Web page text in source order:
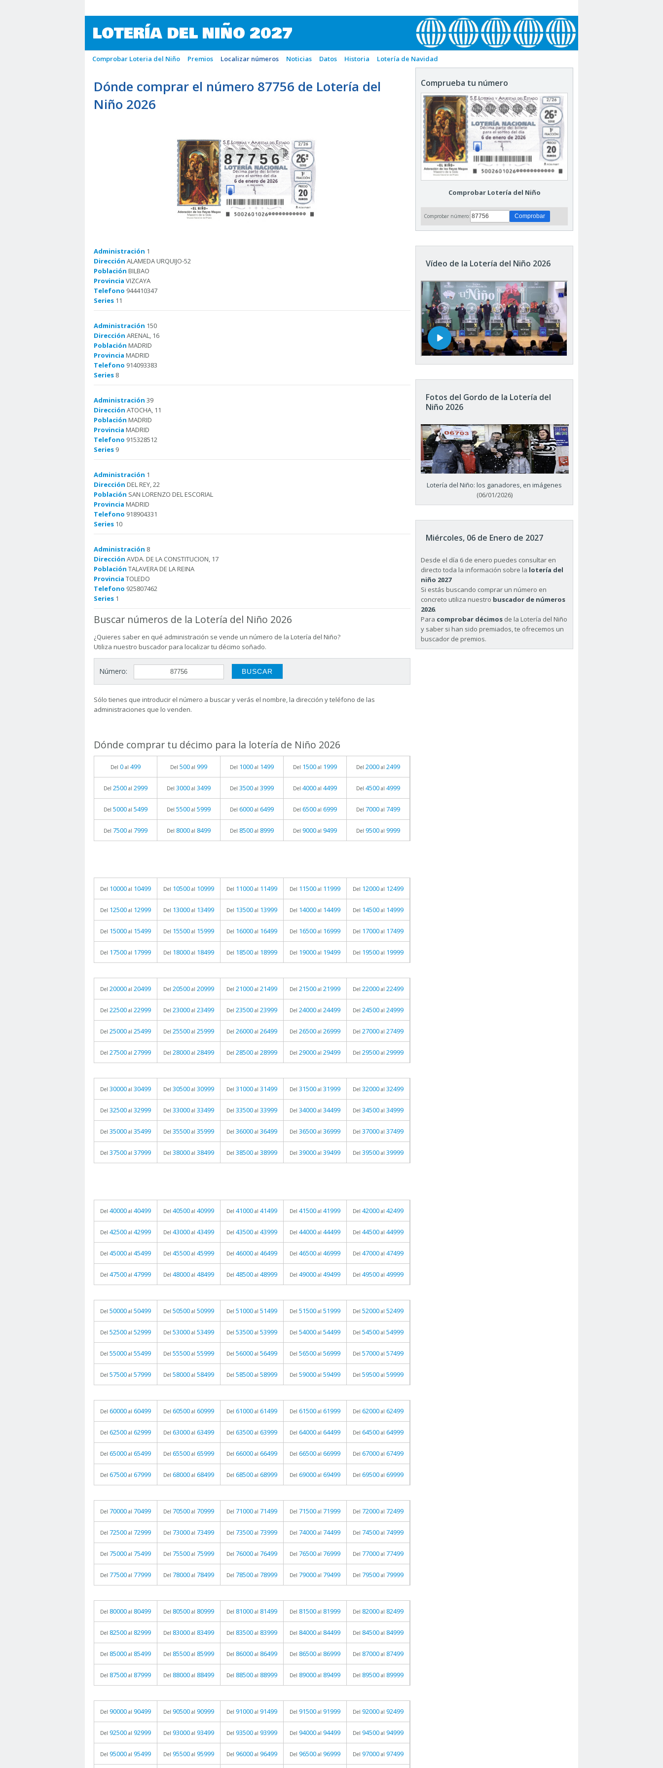
LOTERÍA DEL NIÑO 2027
Comprobar Loteria del Niño Premios Localizar números Noticias Datos Historia Lotería de Navidad
Dónde comprar el número 87756 de Lotería del
Niño 2026
87756
Administración 1
Dirección ALAMEDA URQUIJO-52
Población BILBAO
Provincia VIZCAYA
Telefono 944410347
Series 11
Administración 150
Dirección ARENAL, 16
Población MADRID
Provincia MADRID
Telefono 914093383
Series 8
Administración 39
Dirección ATOCHA, 11
Población MADRID
Provincia MADRID
Telefono 915328512
Series 9
Administración 1
Dirección DEL REY, 22
Población SAN LORENZO DEL ESCORIAL
Provincia MADRID
Telefono 918904331
Series 10
Administración 8
Dirección AVDA. DE LA CONSTITUCION, 17
Población TALAVERA DE LA REINA
Provincia TOLEDO
Telefono 925807462
Series 1
Buscar números de la Lotería del Niño 2026
¿Quieres saber en qué administración se vende un número de la Lotería del Niño?
Utiliza nuestro buscador para localizar tu décimo soñado.
Número:
Sólo tienes que introducir el número a buscar y verás el nombre, la dirección y teléfono de las
administraciones que lo venden.
Dónde comprar tu décimo para la lotería de Niño 2026
Del 0 al 499 Del 500 al 999 Del 1000 al 1499 Del 1500 al 1999 Del 2000 al 2499
Del 2500 al 2999 Del 3000 al 3499 Del 3500 al 3999 Del 4000 al 4499 Del 4500 al 4999
Del 5000 al 5499 Del 5500 al 5999 Del 6000 al 6499 Del 6500 al 6999 Del 7000 al 7499
Del 7500 al 7999 Del 8000 al 8499 Del 8500 al 8999 Del 9000 al 9499 Del 9500 al 9999
Del 10000 al 10499 Del 10500 al 10999 Del 11000 al 11499 Del 11500 al 11999 Del 12000 al 12499
Del 12500 al 12999 Del 13000 al 13499 Del 13500 al 13999 Del 14000 al 14499 Del 14500 al 14999
Del 15000 al 15499 Del 15500 al 15999 Del 16000 al 16499 Del 16500 al 16999 Del 17000 al 17499
Del 17500 al 17999 Del 18000 al 18499 Del 18500 al 18999 Del 19000 al 19499 Del 19500 al 19999
Del 20000 al 20499 Del 20500 al 20999 Del 21000 al 21499 Del 21500 al 21999 Del 22000 al 22499
Del 22500 al 22999 Del 23000 al 23499 Del 23500 al 23999 Del 24000 al 24499 Del 24500 al 24999
Del 25000 al 25499 Del 25500 al 25999 Del 26000 al 26499 Del 26500 al 26999 Del 27000 al 27499
Del 27500 al 27999 Del 28000 al 28499 Del 28500 al 28999 Del 29000 al 29499 Del 29500 al 29999
Del 30000 al 30499 Del 30500 al 30999 Del 31000 al 31499 Del 31500 al 31999 Del 32000 al 32499
Del 32500 al 32999 Del 33000 al 33499 Del 33500 al 33999 Del 34000 al 34499 Del 34500 al 34999
Del 35000 al 35499 Del 35500 al 35999 Del 36000 al 36499 Del 36500 al 36999 Del 37000 al 37499
Del 37500 al 37999 Del 38000 al 38499 Del 38500 al 38999 Del 39000 al 39499 Del 39500 al 39999
Del 40000 al 40499 Del 40500 al 40999 Del 41000 al 41499 Del 41500 al 41999 Del 42000 al 42499
Del 42500 al 42999 Del 43000 al 43499 Del 43500 al 43999 Del 44000 al 44499 Del 44500 al 44999
Del 45000 al 45499 Del 45500 al 45999 Del 46000 al 46499 Del 46500 al 46999 Del 47000 al 47499
Del 47500 al 47999 Del 48000 al 48499 Del 48500 al 48999 Del 49000 al 49499 Del 49500 al 49999
Del 50000 al 50499 Del 50500 al 50999 Del 51000 al 51499 Del 51500 al 51999 Del 52000 al 52499
Del 52500 al 52999 Del 53000 al 53499 Del 53500 al 53999 Del 54000 al 54499 Del 54500 al 54999
Del 55000 al 55499 Del 55500 al 55999 Del 56000 al 56499 Del 56500 al 56999 Del 57000 al 57499
Del 57500 al 57999 Del 58000 al 58499 Del 58500 al 58999 Del 59000 al 59499 Del 59500 al 59999
Del 60000 al 60499 Del 60500 al 60999 Del 61000 al 61499 Del 61500 al 61999 Del 62000 al 62499
Del 62500 al 62999 Del 63000 al 63499 Del 63500 al 63999 Del 64000 al 64499 Del 64500 al 64999
Del 65000 al 65499 Del 65500 al 65999 Del 66000 al 66499 Del 66500 al 66999 Del 67000 al 67499
Del 67500 al 67999 Del 68000 al 68499 Del 68500 al 68999 Del 69000 al 69499 Del 69500 al 69999
Del 70000 al 70499 Del 70500 al 70999 Del 71000 al 71499 Del 71500 al 71999 Del 72000 al 72499
Del 72500 al 72999 Del 73000 al 73499 Del 73500 al 73999 Del 74000 al 74499 Del 74500 al 74999
Del 75000 al 75499 Del 75500 al 75999 Del 76000 al 76499 Del 76500 al 76999 Del 77000 al 77499
Del 77500 al 77999 Del 78000 al 78499 Del 78500 al 78999 Del 79000 al 79499 Del 79500 al 79999
Del 80000 al 80499 Del 80500 al 80999 Del 81000 al 81499 Del 81500 al 81999 Del 82000 al 82499
Del 82500 al 82999 Del 83000 al 83499 Del 83500 al 83999 Del 84000 al 84499 Del 84500 al 84999
Del 85000 al 85499 Del 85500 al 85999 Del 86000 al 86499 Del 86500 al 86999 Del 87000 al 87499
Del 87500 al 87999 Del 88000 al 88499 Del 88500 al 88999 Del 89000 al 89499 Del 89500 al 89999
Del 90000 al 90499 Del 90500 al 90999 Del 91000 al 91499 Del 91500 al 91999 Del 92000 al 92499
Del 92500 al 92999 Del 93000 al 93499 Del 93500 al 93999 Del 94000 al 94499 Del 94500 al 94999
Del 95000 al 95499 Del 95500 al 95999 Del 96000 al 96499 Del 96500 al 96999 Del 97000 al 97499
Comprueba tu número
Comprobar Lotería del Niño
Comprobar número:
Vídeo de la Lotería del Niño 2026
Fotos del Gordo de la Lotería del
Niño 2026
Lotería del Niño: los ganadores, en imágenes
(06/01/2026)
Miércoles, 06 de Enero de 2027
Desde el día 6 de enero puedes consultar en
directo toda la información sobre la lotería del
niño 2027
Si estás buscando comprar un número en
concreto utiliza nuestro buscador de números
2026.
Para comprobar décimos de la Lotería del Niño
y saber si han sido premiados, te ofrecemos un
buscador de premios.